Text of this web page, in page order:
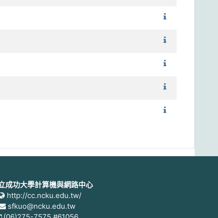
成功大學計算機與網路中心
http://cc.ncku.edu.tw/
sfkuo@ncku.edu.tw